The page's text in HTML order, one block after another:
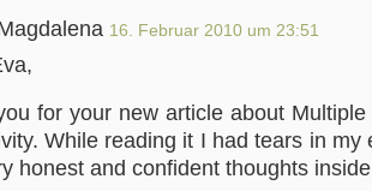
16. Februar 2010 um 23:51
for your new article about Multiple
While reading it I had tears in my
honest and confident thoughts